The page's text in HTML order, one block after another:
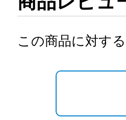
この商品に対す